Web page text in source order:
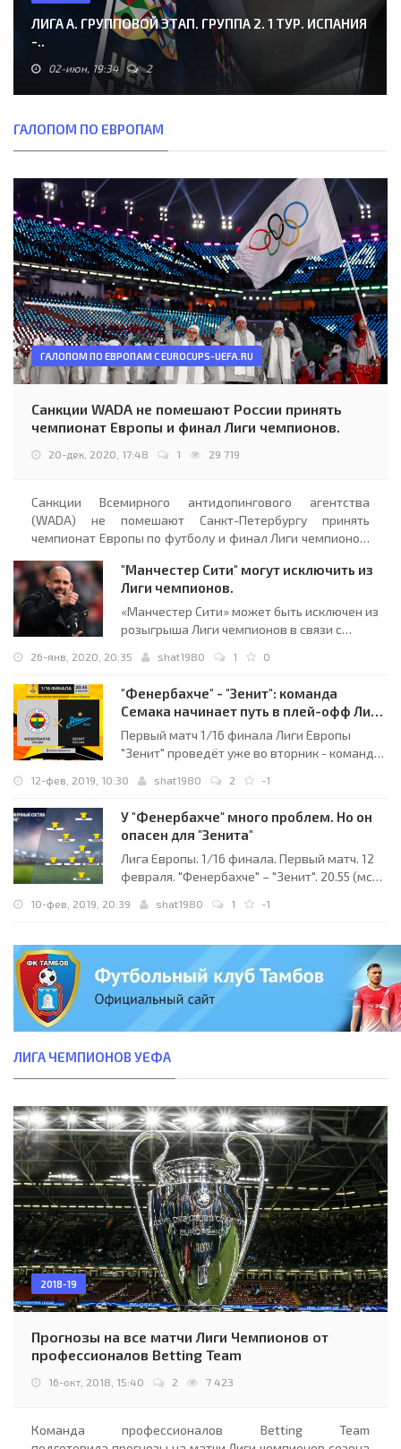
ЛИГА A. ГРУППОВОЙ ЭТАП. ГРУППА 2. 1 ТУР. ИСПАНИЯ
-..
02-июн, 19:34 2
ГАЛОПОМ ПО ЕВРОПАМ
ГАЛОПОМ ПО ЕВРОПАМ С EUROCUPS-UEFA.RU
Санкции WADA не помешают России принять
чемпионат Европы и финал Лиги чемпионов.
20-дек, 2020, 17:48 1 29 719
Санкции Всемирного антидопингового агентства
(WADA) не помешают Санкт-Петербургу принять
чемпионат Европы по футболу и финал Лиги чемпионов.
суда (CAS), который оставил в силе санкции WADA в...
"Манчестер Сити" могут исключить из
Лиги чемпионов.
«Манчестер Сити» может быть исключен из
розыгрыша Лиги чемпионов в связи с
(FFP), утверждает The Guardian.
26-янв, 2020, 20:35 shat1980 1 0
"Фенербахче" - "Зенит": команда
Семака начинает путь в плей-офф Лиги
Европы
Первый матч 1/16 финала Лиги Европы
"Зенит" проведёт уже во вторник - команда
"Фенербахче". Для питерцев это будет
так что их игровые кондиции далеки от
оптимальных. Тем не менее, даже в таких
условиях
12-фев, 2019, 10:30 shat1980 2 -1
У "Фенербахче" много проблем. Но он
опасен для "Зенита"
Лига Европы. 1/16 финала. Первый матч. 12
февраля. "Фенербахче" – "Зенит". 20.55 (мск)
Турции, с которым во вторник в первом
петербургская команда. Голландские
неудачники Первое, что приходит на ум,
когда речь заходит о
10-фев, 2019, 20:39 shat1980 1 -1
ЛИГА ЧЕМПИОНОВ УЕФА
2018-19
Прогнозы на все матчи Лиги Чемпионов от
профессионалов Betting Team
16-окт, 2018, 15:40 2 7 423
Команда профессионалов Betting Team